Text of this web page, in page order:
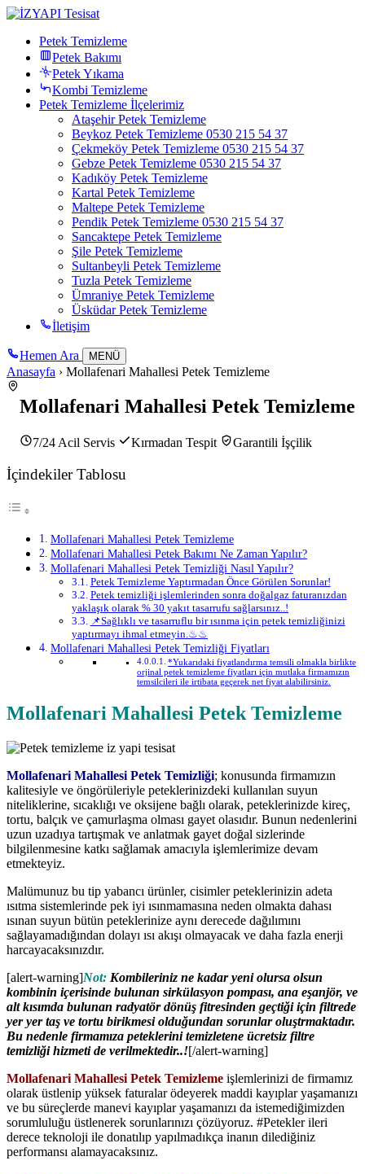
Petek Temizleme
Petek Bakımı
Petek Yıkama
Kombi Temizleme
Petek Temizleme İlçelerimiz
Ataşehir Petek Temizleme
Beykoz Petek Temizleme 0530 215 54 37
Çekmeköy Petek Temizleme 0530 215 54 37
Gebze Petek Temizleme 0530 215 54 37
Kadıköy Petek Temizleme
Kartal Petek Temizleme
Maltepe Petek Temizleme
Pendik Petek Temizleme 0530 215 54 37
Sancaktepe Petek Temizleme
Şile Petek Temizleme
Sultanbeyli Petek Temizleme
Tuzla Petek Temizleme
Ümraniye Petek Temizleme
Üsküdar Petek Temizleme
İletişim
Hemen Ara MENÜ
Anasayfa › Mollafenari Mahallesi Petek Temizleme
Mollafenari Mahallesi Petek Temizleme
7/24 Acil Servis Kırmadan Tespit Garantili İşçilik
İçindekiler Tablosu
Mollafenari Mahallesi Petek Temizleme
Mollafenari Mahallesi Petek Bakımı Ne Zaman Yapılır?
Mollafenari Mahallesi Petek Temizliği Nasıl Yapılır?
Petek Temizleme Yaptırmadan Önce Görülen Sorunlar!
Petek temizliği işlemlerinden sonra doğalgaz faturanızdan
yaklaşık olarak % 30 yakıt tasarrufu sağlarsınız..!
📌Sağlıklı ve tasarruflu bir ısınma için petek temizliğinizi
yaptırmayı ihmal etmeyin.♨♨
Mollafenari Mahallesi Petek Temizliği Fiyatları
*Yukarıdaki fiyatlandırma temsili olmakla birlikte
orjinal petek temizleme fiyatları için mutlaka firmamızın
temsilcileri ile irtibata geçerek net fiyat alabilirsiniz.
Mollafenari Mahallesi Petek Temizleme
Mollafenari Mahallesi Petek Temizliği; konusunda firmamızın
kalitesiyle ve öngörüleriyle peteklerinizdeki kullanılan suyun
niteliklerine, sıcaklığı ve oksijene bağlı olarak, peteklerinizde kireç,
tortu, balçık ve çamurlaşma olması gayet olasıdır. Bunun nedenlerini
uzun uzadıya tartışmak ve anlatmak gayet doğal sizlerinde
bilgilenmesine katkı sağlamak amacıyla işlemlerimize devam
etmekteyiz.
Malümunuz bu tip yabancı ürünler, cisimler peteklerinizin adeta
ısıtma sistemlerinde pek iyi ısınmamasına neden olmakta dahası
ısınan suyun bütün peteklerinize aynı derecede dağılımını
sağlayamadığından dolayı ısı akışı olmayacak ve daha fazla enerji
harcayacaksınızdır.
[alert-warning]Not: Kombileriniz ne kadar yeni olursa olsun
kombinin içerisinde bulunan sirkülasyon pompası, ana eşanjör, ve
alt kısımda bulunan radyatör dönüş fitresinden geçtiği için filtrede
yer yer taş ve tortu birikmesi olduğundan sorunlar oluştrmaktadır.
Bu nedenle firmamıza peteklerini temizletene ücretsiz filtre
temizliği hizmeti de verilmektedir..![/alert-warning]
Mollafenari Mahallesi Petek Temizleme işlemlerinizi de firmamız
olarak üstlenip yüksek faturalar ödeyerek maddi kayıplar yaşamanızı
ve bu süreçlerde manevi kayıplar yaşamanızı da istemediğimizden
sorumluluğu üstlenerek sorunlarınızı çözüyoruz. #Petekler ileri
derece teknoloji ile donatılıp yapılmadıkça inanın dilediğiniz
performansı alamayacaksınız.